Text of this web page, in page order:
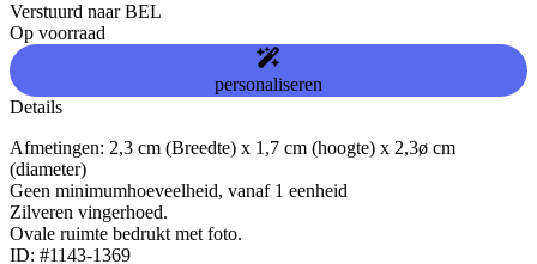
Verstuurd naar BEL
Op voorraad
personaliseren
Details
Afmetingen: 2,3 cm (Breedte) x 1,7 cm (hoogte) x 2,3ø cm
(diameter)
Geen minimumhoeveelheid, vanaf 1 eenheid
Zilveren vingerhoed.
Ovale ruimte bedrukt met foto.
ID: #1143-1369